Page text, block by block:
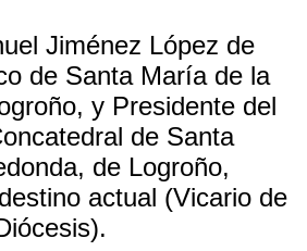
Jiménez López de
de Santa María de la
y Presidente del
de Santa
de Logroño,
actual (Vicario de